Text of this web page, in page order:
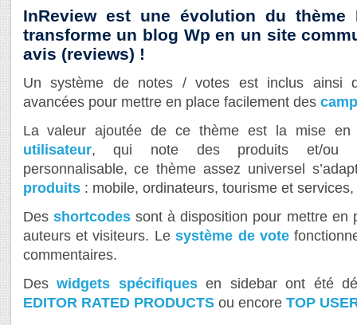
InReview est une évolution du thème
transforme un blog Wp en un site
avis (reviews) !
Un système de notes / votes est inclus ainsi
avancées pour mettre en place facilement des
La valeur ajoutée de ce thème est la mise en
utilisateur, qui note des produits et/ou
personnalisable, ce thème assez universel
produits: mobile, ordinateurs, tourisme et
Des shortcodessont à disposition pour mettre en
auteurs et visiteurs. Lesystème de vote
commentaires.
Deswidgets spécifiquesen sidebar ont été
EDITOR RATED PRODUCTSou encore TOP